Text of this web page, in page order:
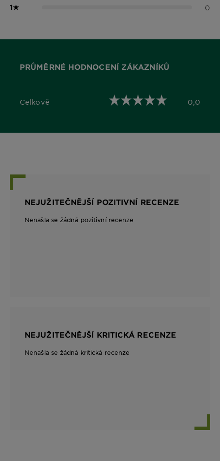
1★ 0
PRŮMĚRNÉ HODNOCENÍ ZÁKAZNÍKŮ
Celkově
0,0 out of 5 stars 0,0
NEJUŽITEČNĚJŠÍ POZITIVNÍ RECENZE
Nenašla se žádná pozitivní recenze
NEJUŽITEČNĚJŠÍ KRITICKÁ RECENZE
Nenašla se žádná kritická recenze